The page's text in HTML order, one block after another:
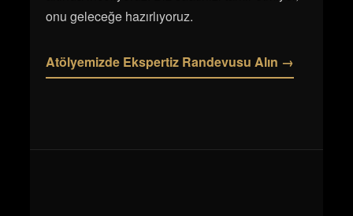
onu geleceğe hazırlıyoruz.
Atölyemizde Ekspertiz Randevusu Alın →